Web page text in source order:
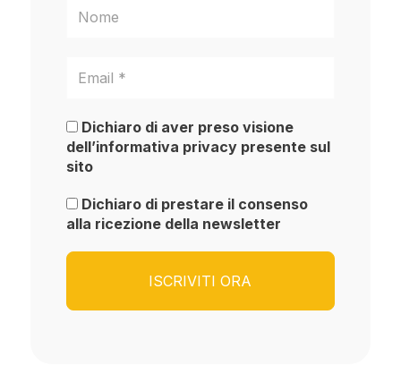
Dichiaro di aver preso visione
dell’informativa privacy presente sul
sito
Dichiaro di prestare il consenso
alla ricezione della newsletter